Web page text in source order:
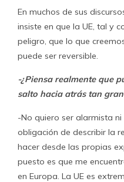
En muchos de sus
insiste en que la UE, tal y
peligro, que lo que
puede ser reversible.
-¿Piensa realmente que
salto hacia atrás tan
-No quiero ser alarmista
obligación de describir la
hacer desde las propias
puesto es que me
en Europa. La UE es